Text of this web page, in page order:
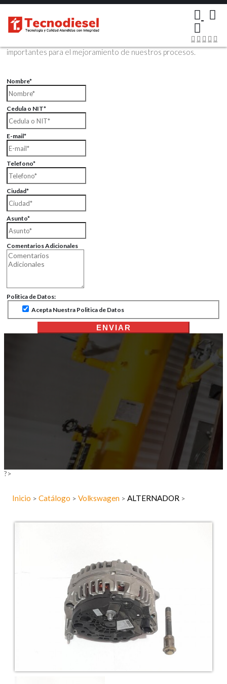
Contáctenos Vía Email
Envíenos sus datos con sus comentarios, sus opiniones son muy
importantes para el mejoramiento de nuestros procesos.
Nombre*
Cedula o NIT*
E-mail*
Telefono*
Ciudad*
Asunto*
Comentarios Adicionales
Politica de Datos:
Acepta Nuestra Politica de Datos
ENVIAR
?>
Inicio > Catálogo > Volkswagen > ALTERNADOR >